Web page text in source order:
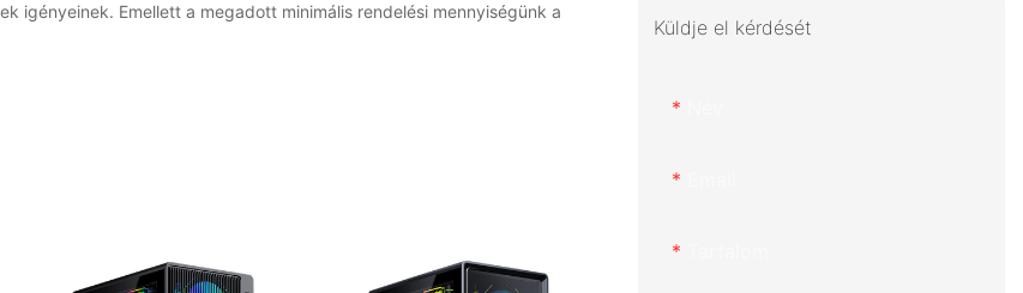
igényeinek. Emellett a megadott minimális rendelési mennyiségünk a
Küldje el kérdését